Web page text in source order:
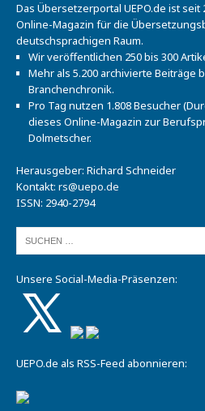
Das Übersetzerportal UEPO.de ist seit
Online-Magazin für die
deutschsprachigen Raum.
Wir veröffentlichen 250 bis 300
Mehr als 5.200 archivierte Beiträge
Branchenchronik.
Pro Tag nutzen 1.808 Besucher
dieses Online-Magazin zur
Dolmetscher.
Herausgeber: Richard Schneider
Kontakt: rs@uepo.de
ISSN: 2940-2794
Unsere Social-Media-Präsenzen:
UEPO.de als RSS-Feed abonnieren: